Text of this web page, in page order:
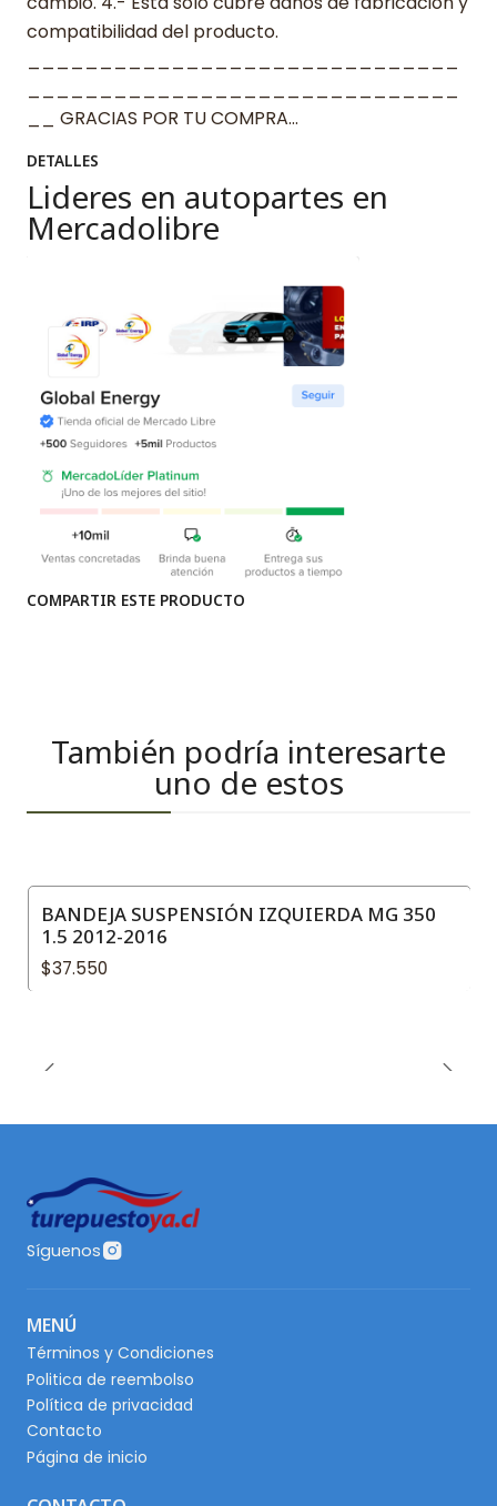
compatibilidad del producto.
__ GRACIAS POR TU COMPRA…
DETALLES
Lideres en autopartes en
Mercadolibre
COMPARTIR ESTE PRODUCTO
También podría interesarte
uno de estos
BANDEJA SUSPENSIÓN IZQUIERDA MG 350
1.5 2012-2016
$37.550
Síguenos
MENÚ
Términos y Condiciones
Politica de reembolso
Política de privacidad
Contacto
Página de inicio